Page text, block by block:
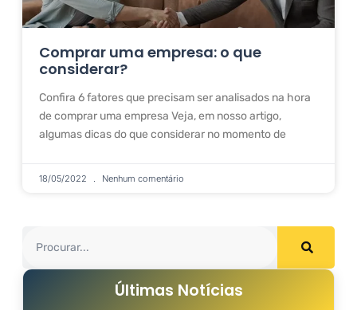
Comprar uma empresa: o que
considerar?
Confira 6 fatores que precisam ser analisados na hora
de comprar uma empresa Veja, em nosso artigo,
algumas dicas do que considerar no momento de
18/05/2022 Nenhum comentário
Últimas Notícias